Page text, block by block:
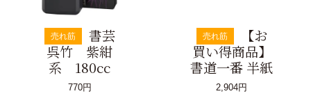
売れ筋
書芸
呉竹 紫紺
系 180cc
770円
売れ筋
【お
買い得商品】
書道一番 半紙
2,904円